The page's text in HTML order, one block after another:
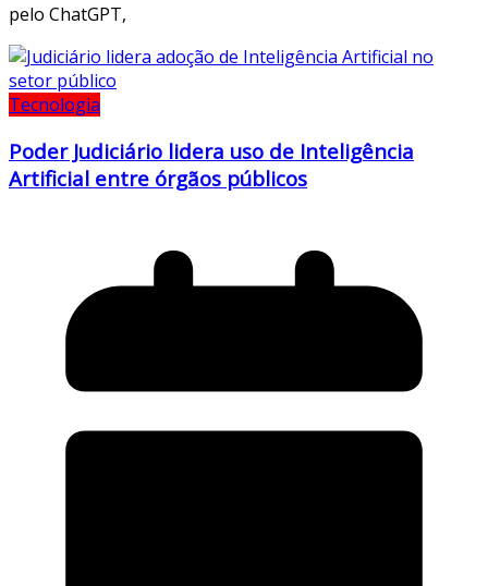
pelo ChatGPT,
Tecnologia
Poder Judiciário lidera uso de Inteligência
Artificial entre órgãos públicos